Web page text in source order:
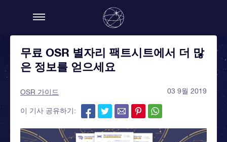
무료 OSR 별자리 팩트시트에서 더 많
은 정보를 얻으세요
OSR 가이드 03 9월 2019
이 기사 공유하기: